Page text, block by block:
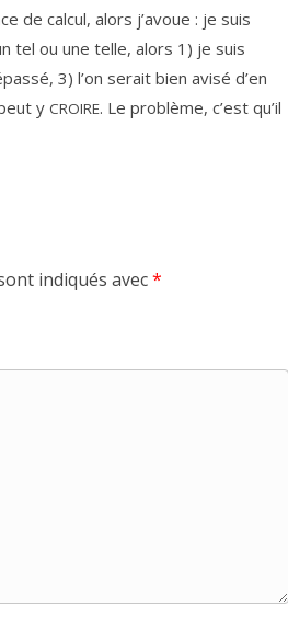
de cal­cul, alors j’a­voue : je suis
tel ou une telle, alors 1 ) je suis
3) l’on serait bien avi­sé d’en
y CROIRE. Le pro­blème, c’est qu’il
indiqués avec*